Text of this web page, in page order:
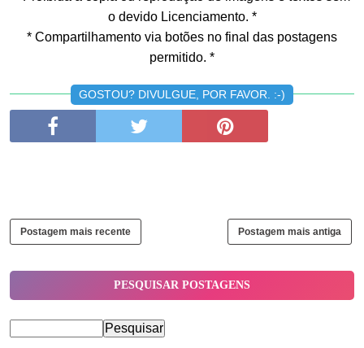
o devido Licenciamento. *
* Compartilhamento via botões no final das postagens
permitido. *
GOSTOU? DIVULGUE, POR FAVOR. :-)
Postagem mais recente Postagem mais antiga
PESQUISAR POSTAGENS